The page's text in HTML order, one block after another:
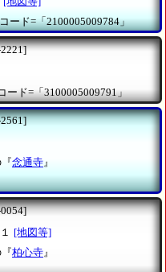
ード=「2100005009784」
ード=「3100005009791」
念通寺』
[地図等]
柏心寺』